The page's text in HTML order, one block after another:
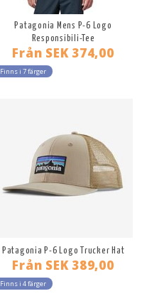
Patagonia Mens P-6 Logo
Responsibili-Tee
Från SEK 374,00
Finns i 7 färger
Patagonia P-6 Logo Trucker Hat
Från SEK 389,00
Finns i 4 färger